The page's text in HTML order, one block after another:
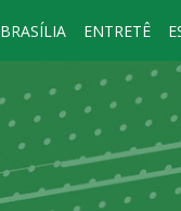
BRASÍLIA ENTRETÊ